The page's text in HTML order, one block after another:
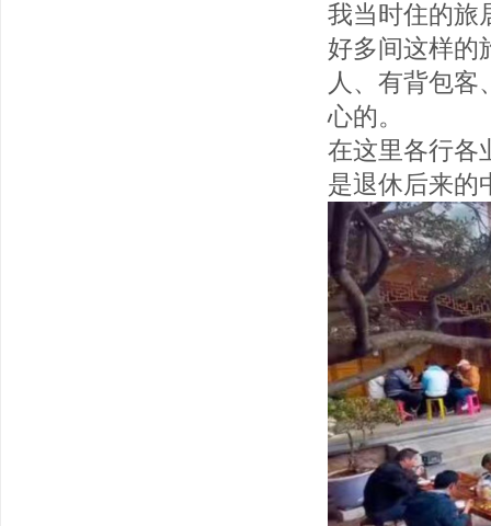
我当时住的旅
好多间这样的
人、有背包客
心的。
在这里各行各
是退休后来的